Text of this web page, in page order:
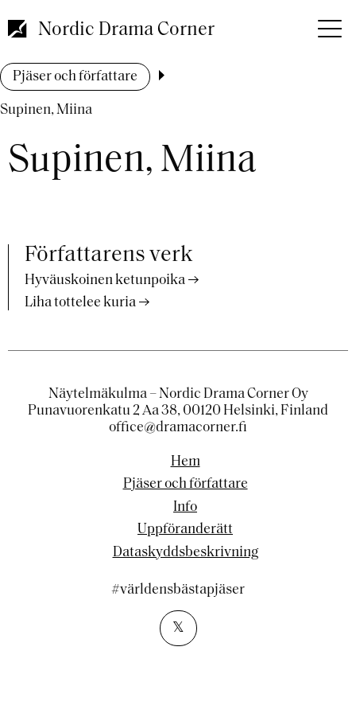
till
huvudinnehåll
Nordic Drama Corner
Länkstig
Pjäser och författare
Supinen, Miina
Supinen, Miina
Författarens verk
Hyväuskoinen ketunpoika
Liha tottelee kuria
Näytelmäkulma – Nordic Drama Corner Oy
Punavuorenkatu 2 Aa 38, 00120 Helsinki, Finland
office@dramacorner.fi
Hem
Pjäser och författare
Info
Uppföranderätt
Dataskyddsbeskrivning
#världensbästapjäser
𝕏